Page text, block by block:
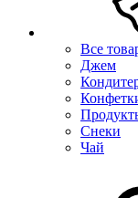
Все
Джем
Снеки
Чай